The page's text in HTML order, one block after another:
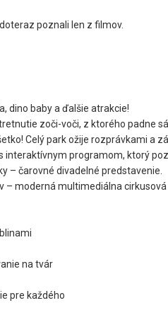
poznali len z filmov.
dino baby a ďalšie atrakcie!
zoči-voči, z ktorého padne
Celý park ožije rozprávkami a
interaktívnym programom, ktorý
– čarovné divadelné predstavenie.
– moderná multimediálna cirkusová
na tvár
pre každého